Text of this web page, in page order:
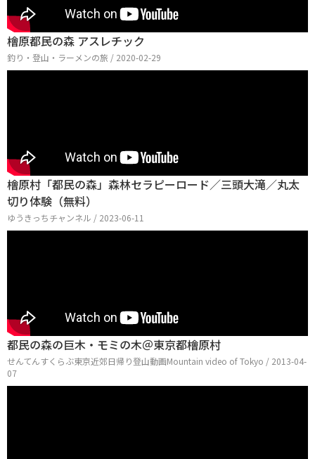
檜原都民の森 アスレチック
釣り・登山・ラーメンの旅 / 2020-02-29
檜原村「都民の森」森林セラピーロード／三頭大滝／丸太
切り体験（無料）
ゆうきっちチャンネル / 2023-06-11
都民の森の巨木・モミの木＠東京都檜原村
せんてんすくらぶ東京近郊日帰り登山動画Mountain video of Tokyo / 2013-04-
07